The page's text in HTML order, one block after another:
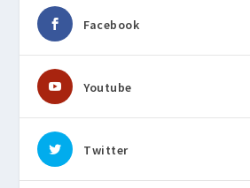
Facebook
Youtube
Twitter